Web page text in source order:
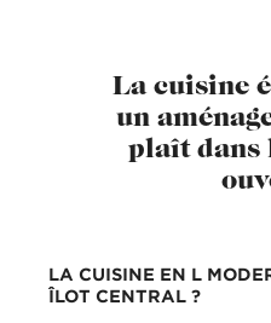
La cuisine
un
plaît dans
LA CUISINE EN L
ÎLOT CENTRAL ?